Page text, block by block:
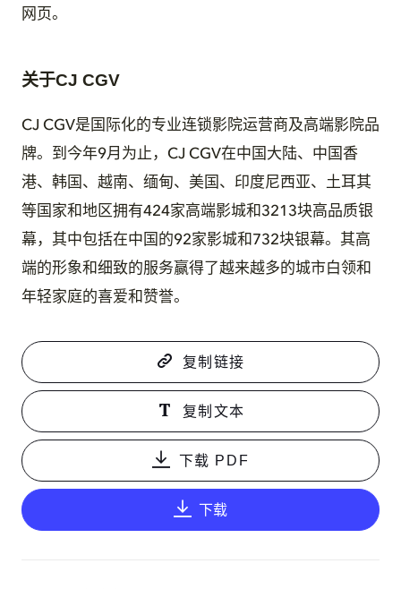
网页。
关于CJ CGV
CJ CGV是国际化的专业连锁影院运营商及高端影院品
牌。到今年9月为止，CJ CGV在中国大陆、中国香
港、韩国、越南、缅甸、美国、印度尼西亚、土耳其
等国家和地区拥有424家高端影城和3213块高品质银
幕，其中包括在中国的92家影城和732块银幕。其高
端的形象和细致的服务赢得了越来越多的城市白领和
年轻家庭的喜爱和赞誉。
复制链接
复制文本
下载 PDF
下载